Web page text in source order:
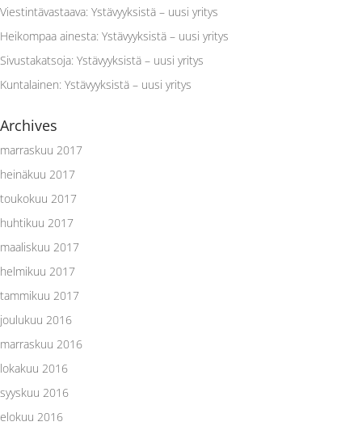
Viestintävastaava: Ystävyyksistä – uusi yritys
Heikompaa ainesta: Ystävyyksistä – uusi yritys
Sivustakatsoja: Ystävyyksistä – uusi yritys
Kuntalainen: Ystävyyksistä – uusi yritys
Archives
marraskuu 2017
heinäkuu 2017
toukokuu 2017
huhtikuu 2017
maaliskuu 2017
helmikuu 2017
tammikuu 2017
joulukuu 2016
marraskuu 2016
lokakuu 2016
syyskuu 2016
elokuu 2016